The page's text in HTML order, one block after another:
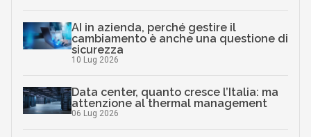
AI in azienda, perché gestire il
cambiamento è anche una questione di
sicurezza
10 Lug 2026
Data center, quanto cresce l’Italia: ma
attenzione al thermal management
06 Lug 2026